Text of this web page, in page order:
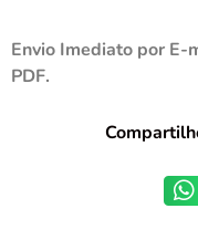
Envio Imediato por E-
PDF.